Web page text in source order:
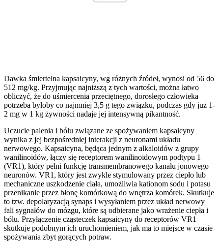
Dawka śmiertelna kapsaicyny, wg różnych źródeł, wynosi od 56 do
512 mg/kg. Przyjmując najniższą z tych wartości, można łatwo
obliczyć, że do uśmiercenia przeciętnego, dorosłego człowieka
potrzeba byłoby co najmniej 3,5 g tego związku, podczas gdy już 1-
2 mg w 1 kg żywności nadaje jej intensywną pikantność.
Uczucie palenia i bólu związane ze spożywaniem kapsaicyny
wynika z jej bezpośredniej interakcji z neuronami układu
nerwowego. Kapsaicyna, będąca jednym z alkaloidów z grupy
wanilinoidów, łączy się receptorem wanilinoidowym podtypu 1
(VR1), który pełni funkcję transmembranowego kanału jonowego
neuronów. VR1, który jest zwykle stymulowany przez ciepło lub
mechaniczne uszkodzenie ciała, umożliwia kationom sodu i potasu
przenikanie przez błonę komórkową do wnętrza komórek. Skutkuje
to tzw. depolaryzacją synaps i wysyłaniem przez układ nerwowy
fali sygnałów do mózgu, które są odbierane jako wrażenie ciepła i
bólu. Przyłączenie cząsteczek kapsaicyny do receptorów VR1
skutkuje podobnym ich uruchomieniem, jak ma to miejsce w czasie
spożywania zbyt gorących potraw.